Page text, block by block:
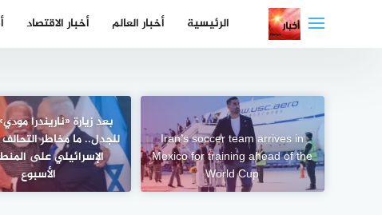
الرئيسية أخبار العالم أخبار الاقتصاد
Iran’s soccer team arrives in
Mexico for training ahead of the
World Cup
بعد زيارة «ناريندرا
للجدل.. ما مخاطر
الإسرائيلي على
الأسبوع